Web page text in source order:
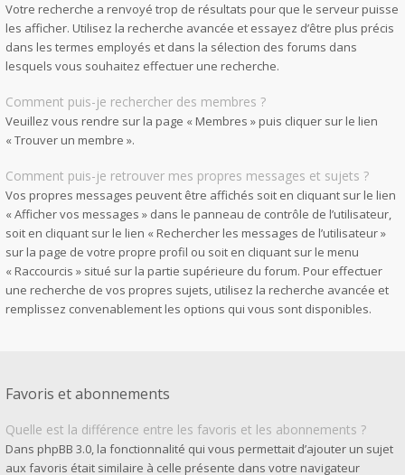
Votre recherche a renvoyé trop de résultats pour que le serveur puisse
les afficher. Utilisez la recherche avancée et essayez d’être plus précis
dans les termes employés et dans la sélection des forums dans
lesquels vous souhaitez effectuer une recherche.
Comment puis-je rechercher des membres ?
Veuillez vous rendre sur la page « Membres » puis cliquer sur le lien
« Trouver un membre ».
Comment puis-je retrouver mes propres messages et sujets ?
Vos propres messages peuvent être affichés soit en cliquant sur le lien
« Afficher vos messages » dans le panneau de contrôle de l’utilisateur,
soit en cliquant sur le lien « Rechercher les messages de l’utilisateur »
sur la page de votre propre profil ou soit en cliquant sur le menu
« Raccourcis » situé sur la partie supérieure du forum. Pour effectuer
une recherche de vos propres sujets, utilisez la recherche avancée et
remplissez convenablement les options qui vous sont disponibles.
Favoris et abonnements
Quelle est la différence entre les favoris et les abonnements ?
Dans phpBB 3.0, la fonctionnalité qui vous permettait d’ajouter un sujet
aux favoris était similaire à celle présente dans votre navigateur